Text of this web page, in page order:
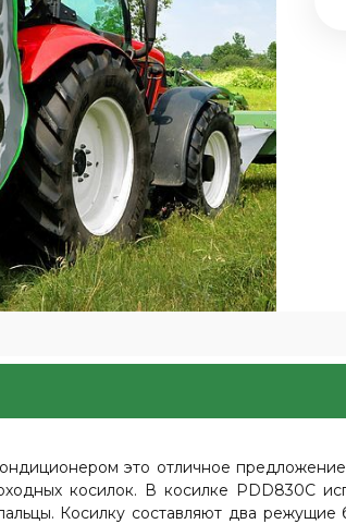
это отличное
косилок. В косилке PDD830С
Косилку составляют два